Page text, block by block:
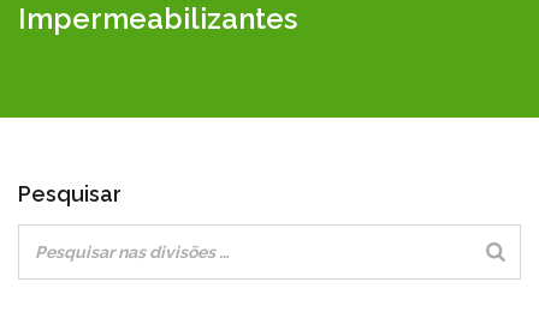
Impermeabilizantes
Pesquisar